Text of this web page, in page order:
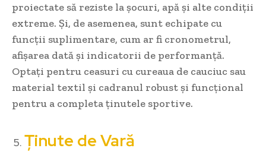
proiectate să reziste la șocuri, apă și alte condiții
extreme. Și, de asemenea, sunt echipate cu
funcții suplimentare, cum ar fi cronometrul,
afișarea dată și indicatorii de performanță.
Optați pentru ceasuri cu cureaua de cauciuc sau
material textil și cadranul robust și funcțional
pentru a completa ținutele sportive.
Ținute de Vară